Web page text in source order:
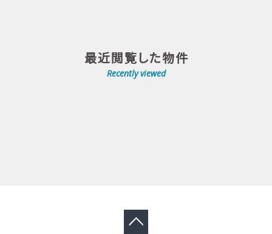
最近閲覧した物件
Recently viewed